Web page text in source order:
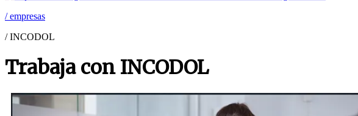
/empresas
/INCODOL
Trabaja con INCODOL